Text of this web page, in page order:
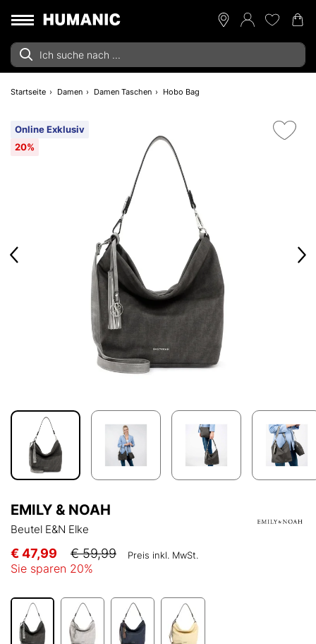
Startseite Damen Damen Taschen Hobo Bag
Online Exklusiv
20%
EMILY & NOAH
Beutel E&N Elke
€ 47,99 € 59,99 Preis inkl. MwSt.
Sie sparen 20%